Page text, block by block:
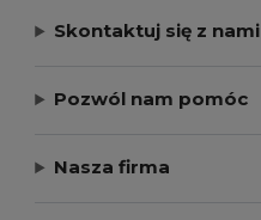
Skontaktuj się z nami
Pozwól nam pomóc
Nasza firma